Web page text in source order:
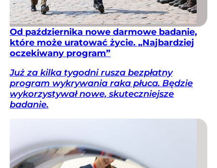
Od października nowe darmowe badanie,
które może uratować życie. „Najbardziej
oczekiwany program”
Już za kilka tygodni rusza bezpłatny
program wykrywania raka płuca. Będzie
wykorzystywał nowe, skuteczniejsze
badanie.